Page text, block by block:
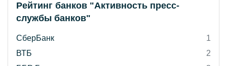
Рейтинг банков "Активность пресс-
службы банков"
СберБанк
1
ВТБ
2